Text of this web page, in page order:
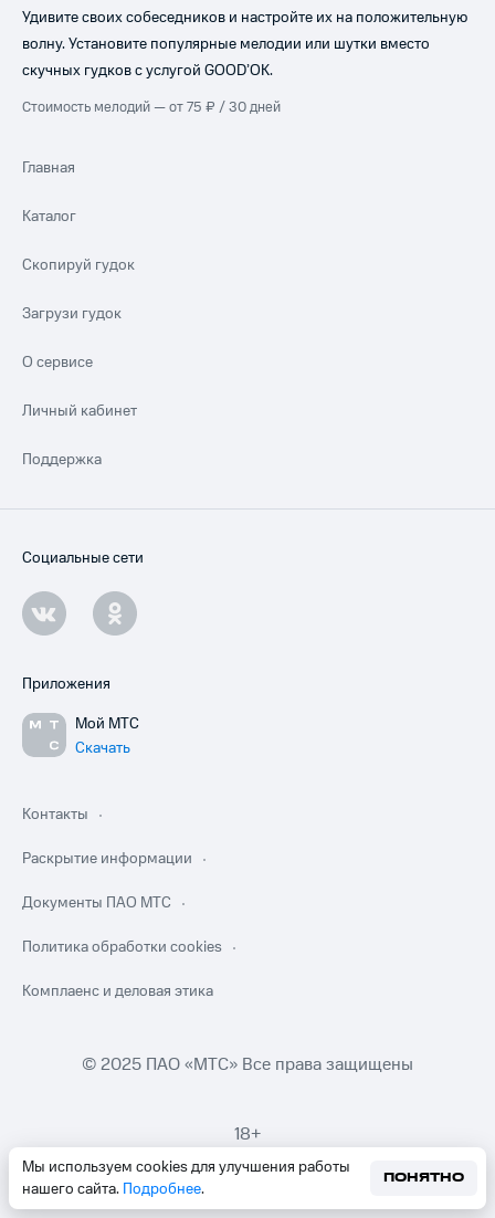
Мы используем cookies для улучшения работы
нашего сайта. Подробнее.
ПОНЯТНО
Удивите своих собеседников и настройте их на положительную
волну. Установите популярные мелодии или шутки вместо
скучных гудков с услугой GOOD’OK.
Стоимость мелодий — от 75 ₽ / 30 дней
Главная
Каталог
Скопируй гудок
Загрузи гудок
О сервисе
Личный кабинет
Поддержка
Социальные сети
Приложения
Мой МТС
Скачать
Контакты
Раскрытие информации
Документы ПАО МТС
Политика обработки cookies
Комплаенс и деловая этика
© 2025 ПАО «МТС» Все права защищены
18+